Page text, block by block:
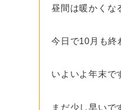
昼間は暖かくな
今日で10月も終
いよいよ年末で
まだ少し早いで